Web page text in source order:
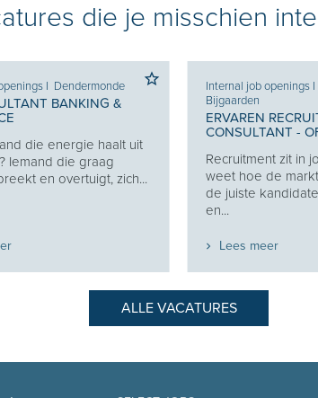
die je misschien
I Dendermonde
BANKING &
die energie haalt uit
Iemand die graag
en overtuigt, zich...
Internal job openings I
Bijgaarden
ERVAREN
CONSULTANT -
Recruitment zit in
weet hoe de
de juiste
en...
Lees meer
ALLE VACATURES